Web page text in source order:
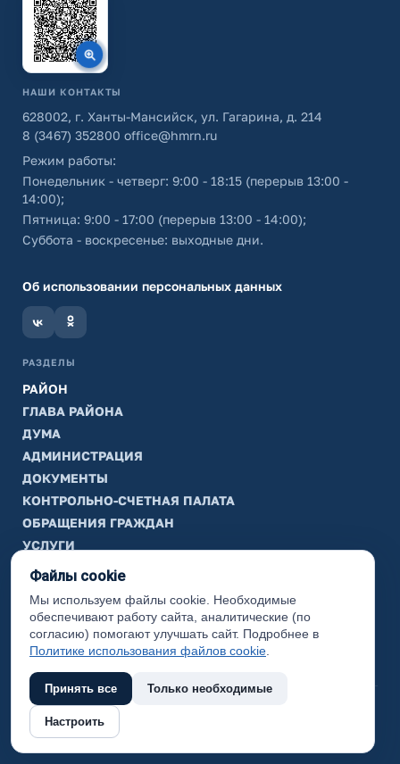
НАШИ КОНТАКТЫ
628002, г. Ханты-Мансийск, ул. Гагарина, д. 214
8 (3467) 352800 office@hmrn.ru
Режим работы:
Понедельник - четверг: 9:00 - 18:15 (перерыв 13:00 -
14:00);
Пятница: 9:00 - 17:00 (перерыв 13:00 - 14:00);
Суббота - воскресенье: выходные дни.
Об использовании персональных данных
РАЗДЕЛЫ
РАЙОН
ГЛАВА РАЙОНА
ДУМА
АДМИНИСТРАЦИЯ
ДОКУМЕНТЫ
КОНТРОЛЬНО-СЧЕТНАЯ ПАЛАТА
ОБРАЩЕНИЯ ГРАЖДАН
УСЛУГИ
ТИК
ИНФОРМАЦИЯ
Законодательная карта
Карта сайта
(с) 2017 Ханты-Мансийский район, официальный сайт
администрации
Файлы cookie
Мы используем файлы cookie. Необходимые
обеспечивают работу сайта, аналитические (по
согласию) помогают улучшать сайт. Подробнее в
Политике использования файлов cookie
Принять все Только необходимые
Настроить